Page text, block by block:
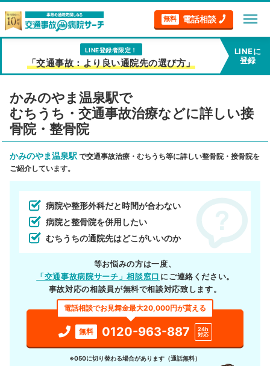
無料 電話相談 menu
LINE登録者限定！
「交通事故：より良い通院先の選び方」
LINEに
登録
かみのやま温泉駅で
むちうち・交通事故治療などに詳しい接
骨院・整骨院
かみのやま温泉駅 で交通事故治療・むちうち等に詳しい整骨院・接骨院を
ご紹介しています。
病院や整形外科だと時間が合わない
病院と整骨院を併用したい
むちうちの通院先はどこがいいのか
等お悩みの方は一度、
「交通事故病院サーチ」相談窓口 にご連絡ください。
事故対応の相談員が無料で相談対応致します。
電話相談でお見舞金最大20,000円が貰える
無料 0120-963-887
24h
対応
※050に切り替わる場合があります（通話無料）